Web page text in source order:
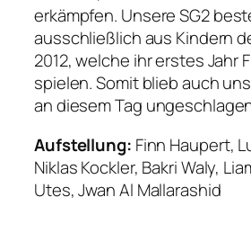
erkämpfen. Unsere SG2
ausschließlich aus Kindern
2012, welche ihr erstes Jahr
spielen. Somit blieb auch
an diesem Tag
Aufstellung: Finn Haupert,
Niklas Kockler, Bakri Waly,
Utes, Jwan Al Mallarashid